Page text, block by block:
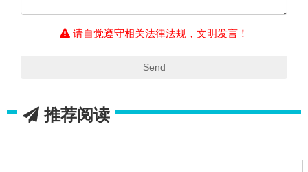
请自觉遵守相关法律法规，文明发言！
Send
推荐阅读